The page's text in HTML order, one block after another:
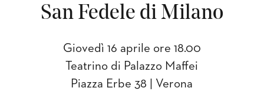
San Fedele di Milano
Giovedì 16 aprile ore 18.00
Teatrino di Palazzo Maffei
Piazza Erbe 38 | Verona